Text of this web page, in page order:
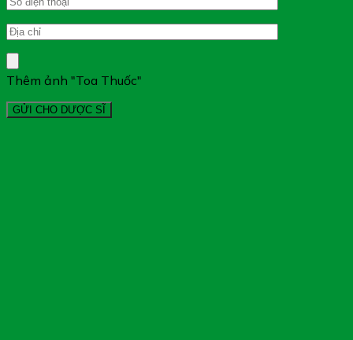
Thêm ảnh "Toa Thuốc"